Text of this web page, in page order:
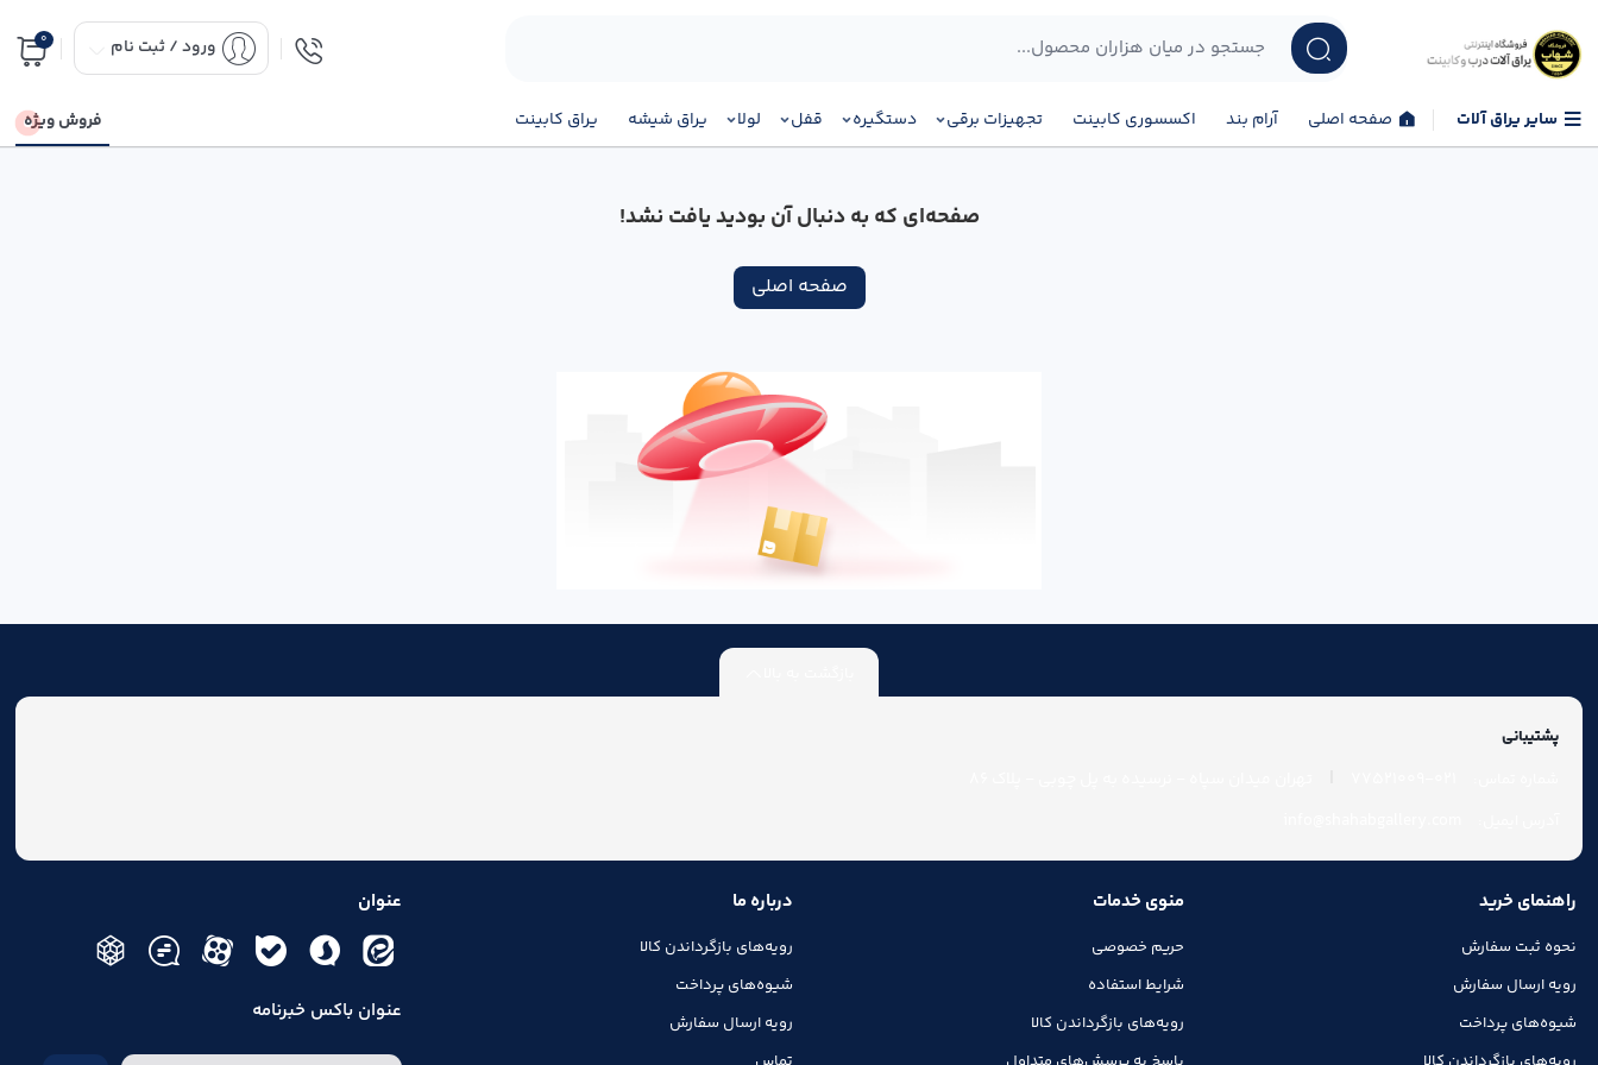
ورود / ثبت نام 0
سایر یراق آلات صفحه اصلی آرام بند اکسسوری کابینت تجهیزات برقی دستگیره قفل لولا یراق شیشه یراق کابینت فروش ویژه
صفحه‌ای که به دنبال آن بودید یافت نشد!
صفحه اصلی
پشتیبانی
راهنمای خرید
نحوه ثبت سفارش
رویه ارسال سفارش
شیوه‌های پرداخت
منوی خدمات
حریم خصوصی
شرایط استفاده
رویه‌های بازگرداندن کالا
درباره ما
رویه‌های بازگرداندن کالا
شیوه‌های پرداخت
رویه ارسال سفارش
عنوان
عنوان باکس خبرنامه